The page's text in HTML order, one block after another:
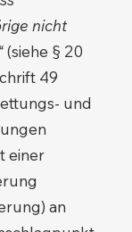
nicht
(siehe § 20
49
und
einer
an